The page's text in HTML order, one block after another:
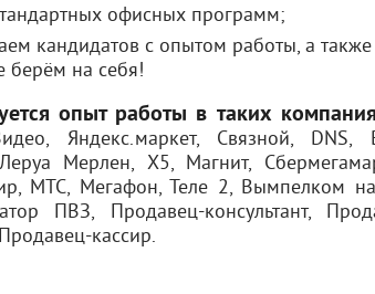
офисных программ;
кандидатов с опытом работы, а
берём на себя!
опыт работы в таких
Яндекс.маркет, Связной, DNS,
Мерлен, Х5, Магнит,
МТС, Мегафон, Теле 2, Вымпелком
ПВЗ, Продавец-консультант,
кассир.